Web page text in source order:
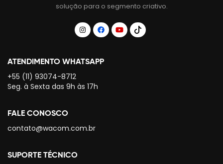
solução para o segmento criativo.
ATENDIMENTO WHATSAPP
+55 (11) 93074-8712
Seg. à Sexta das 9h às 17h
FALE CONOSCO
contato@wacom.com.br
SUPORTE TÉCNICO